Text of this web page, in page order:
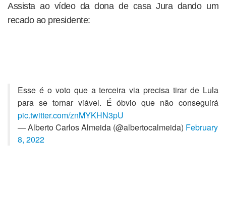
Assista ao vídeo da dona de casa Jura dando um
recado ao presidente:
Esse é o voto que a terceira via precisa tirar de Lula
para se tornar viável. É óbvio que não conseguirá
pic.twitter.com/znMYKHN3pU
— Alberto Carlos Almeida (@albertocalmeida) February
8, 2022